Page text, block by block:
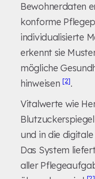
Bewohnerdaten
konforme
individualisierte
erkennt sie
mögliche
hinweisen [2].
Vitalwerte wie
und in die
Das System
aller